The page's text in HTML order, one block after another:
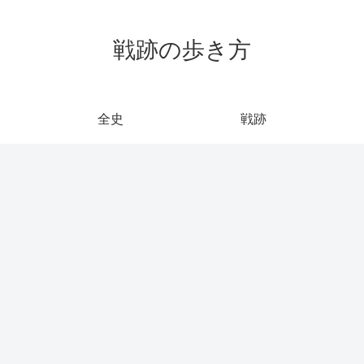
戦跡の歩き方
全史 戦跡